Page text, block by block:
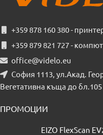
+359 878 160 380 -
+359 879 821 727 -
office@videlo.eu
София 1113, ул.Акад.
Вегетативна къща до бл.105
ПРОМОЦИИ
EIZO FlexScan